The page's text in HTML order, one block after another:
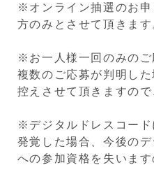
※オンライン抽選のお
方のみとさせて頂きます
※お一人様一回のみのご
複数のご応募が判明し
控えさせて頂きますので
※デジタルドレスコー
発覚した場合、今後の
への参加資格を失います